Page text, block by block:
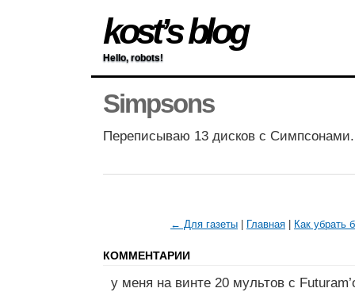
kost’s blog
Hello, robots!
Simpsons
Переписываю 13 дисков с
← Для газеты Главная Как убрать
КОММЕНТАРИИ
у меня на винте 20 мультов с